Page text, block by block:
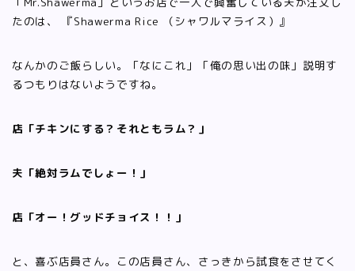
たのは、 『Shawerma Rice （シャワルマライス）』
なんかのご飯らしい。「なにこれ」「俺の思い出の味」説明す
るつもりはないようですね。
店「チキンにする？それともラム？」
夫「絶対ラムでしょー！」
店「オー！グッドチョイス！！」
と、喜ぶ店員さん。この店員さん、さっきから試食をさせてく